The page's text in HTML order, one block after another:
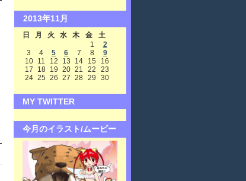
2013年11月
日 月 火 水 木 金
土
1
2
3
4 5 6 7 8
9
10
11 12 13 14 15
16
17
18 19 20 21 22
23
24 25 26 27 28 29 30
MY TWITTER
今月のイラスト/ムービー